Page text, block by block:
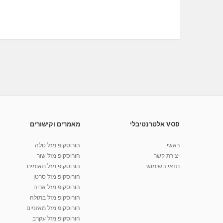
VOD אלטרנטיבלי
ראשי
יצירת קשר
תנאי השימוש
מאמרים וקישורים
הורוסקופ מזל טלה
הורוסקופ מזל שור
הורוסקופ מזל תאומים
הורוסקופ מזל סרטן
הורוסקופ מזל אריה
הורוסקופ מזל בתולה
הורוסקופ מזל מאזניים
הורוסקופ מזל עקרב